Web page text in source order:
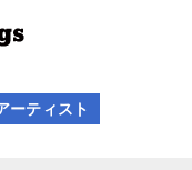
ーティスト